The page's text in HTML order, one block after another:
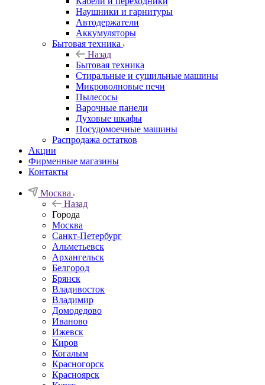
Наушники и гарнитуры
Автодержатели
Аккумуляторы
Бытовая техника
Назад
Бытовая техника
Стиральные и сушильные машины
Микроволновые печи
Пылесосы
Варочные панели
Духовые шкафы
Посудомоечные машины
Распродажа остатков
Акции
Фирменные магазины
Контакты
Москва
Назад
Города
Москва
Санкт-Петербург
Альметьевск
Архангельск
Белгород
Брянск
Владивосток
Владимир
Домодедово
Иваново
Ижевск
Киров
Когалым
Красногорск
Красноярск